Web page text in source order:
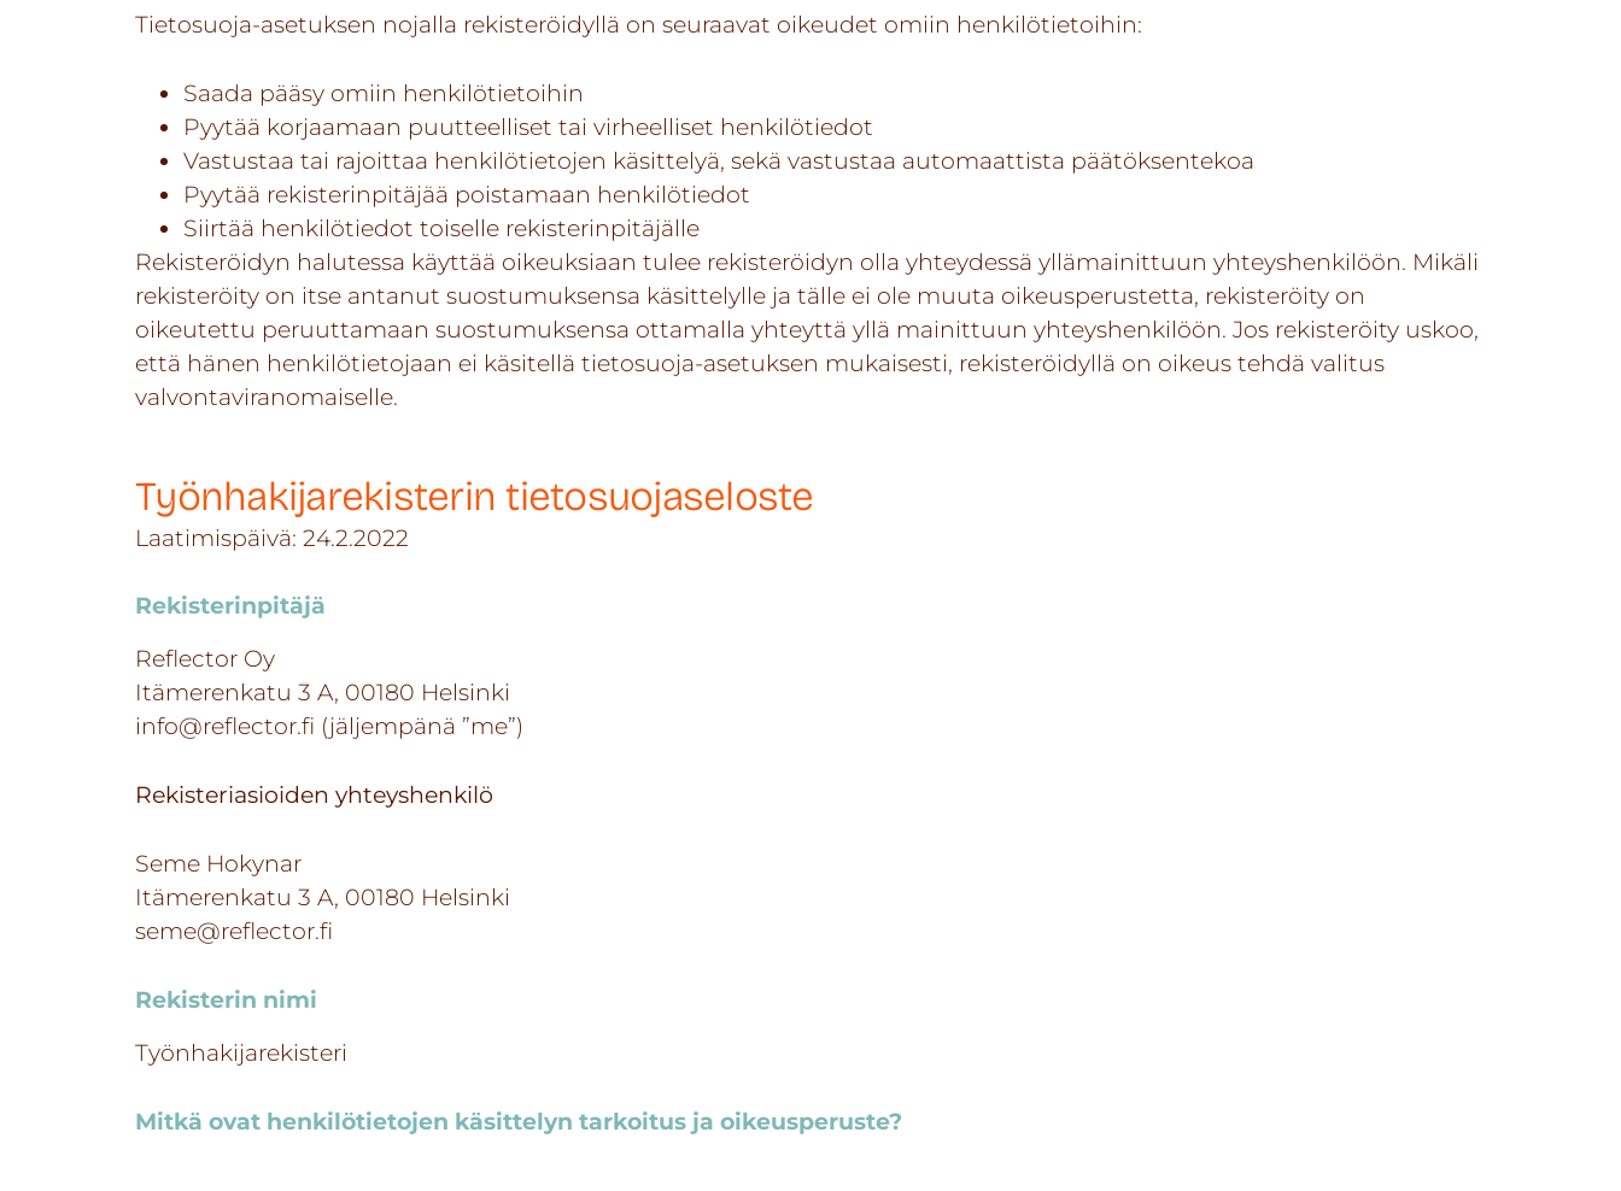
Tietosuoja-asetuksen nojalla rekisteröidyllä on seuraavat oikeudet omiin henkilötietoihin:
Saada pääsy omiin henkilötietoihin
Pyytää korjaamaan puutteelliset tai virheelliset henkilötiedot
Vastustaa tai rajoittaa henkilötietojen käsittelyä, sekä vastustaa automaattista päätöksentekoa
Pyytää rekisterinpitäjää poistamaan henkilötiedot
Siirtää henkilötiedot toiselle rekisterinpitäjälle
Rekisteröidyn halutessa käyttää oikeuksiaan tulee rekisteröidyn olla yhteydessä yllämainittuun yhteyshenkilöön. Mikäli
rekisteröity on itse antanut suostumuksensa käsittelylle ja tälle ei ole muuta oikeusperustetta, rekisteröity on
oikeutettu peruuttamaan suostumuksensa ottamalla yhteyttä yllä mainittuun yhteyshenkilöön. Jos rekisteröity uskoo,
että hänen henkilötietojaan ei käsitellä tietosuoja-asetuksen mukaisesti, rekisteröidyllä on oikeus tehdä valitus
valvontaviranomaiselle.
Työnhakijarekisterin tietosuojaseloste
Laatimispäivä: 24.2.2022
Rekisterinpitäjä
Reflector Oy
Itämerenkatu 3 A, 00180 Helsinki
info@reflector.fi (jäljempänä ”me”)
Rekisteriasioiden yhteyshenkilö
Seme Hokynar
Itämerenkatu 3 A, 00180 Helsinki
seme@reflector.fi
Rekisterin nimi
Työnhakijarekisteri
Mitkä ovat henkilötietojen käsittelyn tarkoitus ja oikeusperuste?